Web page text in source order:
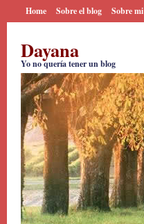
Home Sobre el blog Sobre mi
Dayana
Yo no quería tener un blog